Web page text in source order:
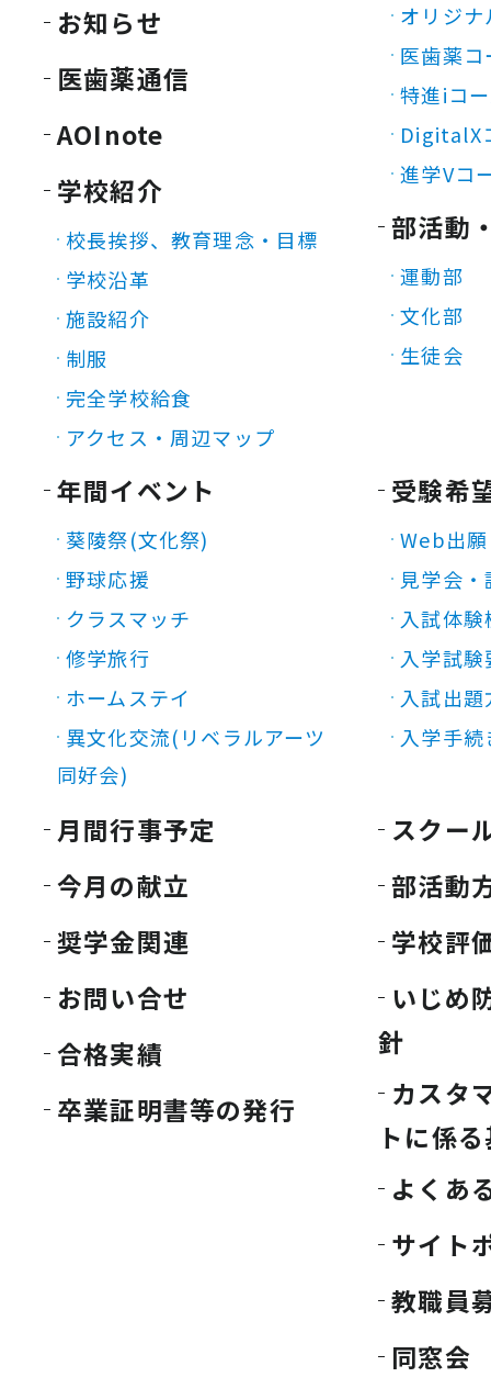
お知らせ
医歯薬通信
AOInote
学校紹介
校長挨拶、教育理念・目標
学校沿革
施設紹介
制服
完全学校給食
アクセス・周辺マップ
オリジ
医歯薬コ
特進iコ
DigitalX
進学Vコ
部活動
運動部
文化部
生徒会
年間イベント
葵陵祭(文化祭)
野球応援
クラスマッチ
修学旅行
ホームステイ
異文化交流(リベラルアーツ
同好会)
受験希
Web出願
見学会
入試体験
入学試験
入試出題
入学手続
月間行事予定
今月の献立
奨学金関連
お問い合せ
合格実績
卒業証明書等の発行
スクー
部活動
学校評
いじめ
針
カスタ
トに係
よくあ
サイト
教職員
同窓会